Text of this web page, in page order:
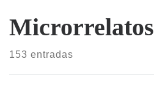
Microrrelatos
153 entradas